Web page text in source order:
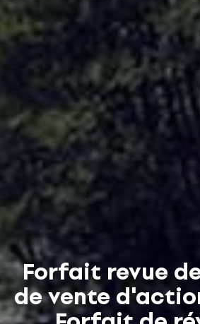
Forfait revue
de vente